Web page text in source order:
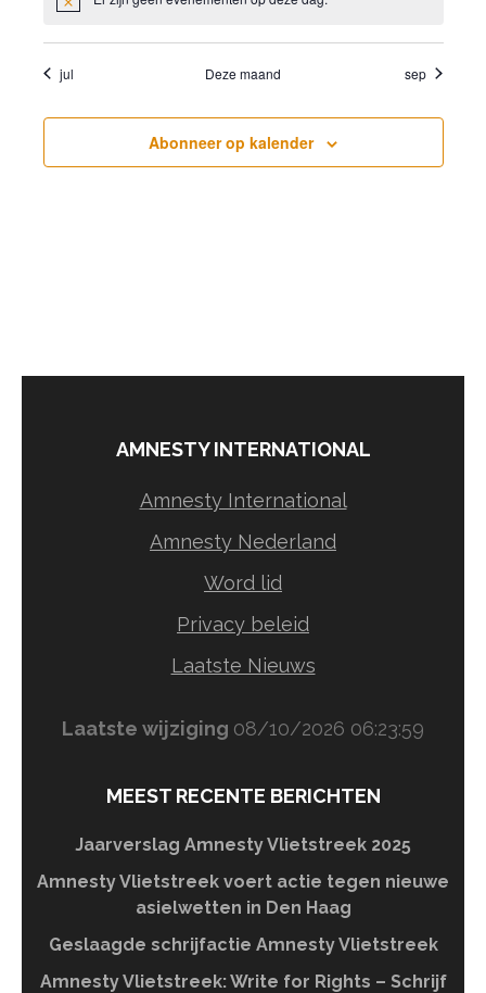
Bericht
jul Deze maand sep
Abonneer op kalender
AMNESTY INTERNATIONAL
Amnesty International
Amnesty Nederland
Word lid
Privacy beleid
Laatste Nieuws
Laatste wijziging 08/10/2026 06:23:59
MEEST RECENTE BERICHTEN
Jaarverslag Amnesty Vlietstreek 2025
Amnesty Vlietstreek voert actie tegen nieuwe
asielwetten in Den Haag
Geslaagde schrijfactie Amnesty Vlietstreek
Amnesty Vlietstreek: Write for Rights – Schrijf